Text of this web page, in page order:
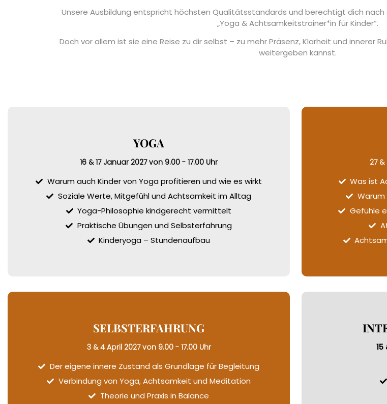
Unsere Ausbildung entspricht höchsten Qualitätsstandards und berechtigt dich
„Yoga & Achtsamkeitstrainer*in für Kinder“.
Doch vor allem ist sie eine Reise zu dir selbst – zu mehr Präsenz, Klarheit und innerer
weitergeben kannst.
YOGA
16 & 17 Januar 2027 von 9.00 - 17.00 Uhr
Warum auch Kinder von Yoga profitieren und wie es wirkt
Soziale Werte, Mitgefühl und Achtsamkeit im Alltag
Yoga-Philosophie kindgerecht vermittelt
Praktische Übungen und Selbsterfahrung
Kinderyoga – Stundenaufbau
27
Was ist
Gefühle
SELBSTERFAHRUNG
3 & 4 April 2027 von 9.00 - 17.00 Uhr
Der eigene innere Zustand als Grundlage für Begleitung
Verbindung von Yoga, Achtsamkeit und Meditation
Theorie und Praxis in Balance
15